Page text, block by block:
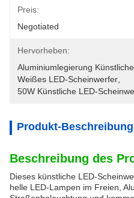
Preis:
Negotiated
Hervorheben:
Aluminiumlegierung
Weißes LED-Scheinwerfer
50W Künstliche LED-
Produkt-Beschreibung
Beschreibung des
Dieses künstliche LED-
helle LED-Lampen im Freien,